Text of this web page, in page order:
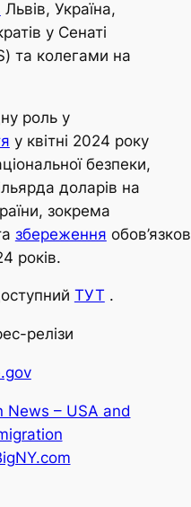
Львів, Україна,
у Сенаті
та колегами на
роль у
у квітні 2024 року
безпеки,
доларів на
зокрема
збереження
років.
ТУТ .
релізи
News – USA and